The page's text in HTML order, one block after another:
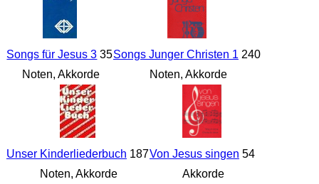
Songs für Jesus 3 35
Noten, Akkorde
Songs Junger Christen 1 240
Noten, Akkorde
Unser Kinderliederbuch 187
Noten, Akkorde
Von Jesus singen 54
Akkorde